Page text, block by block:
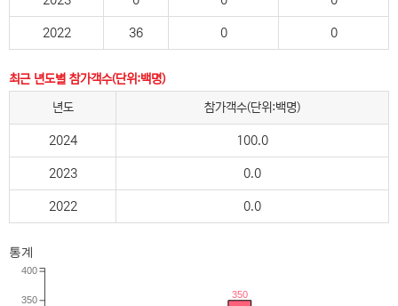
2022 36 0 0
최근 년도별 참가객수(단위:백명)
년도
참가객수(단위:백명)
2024 100.0
2023 0.0
2022 0.0
통계
350
350
400